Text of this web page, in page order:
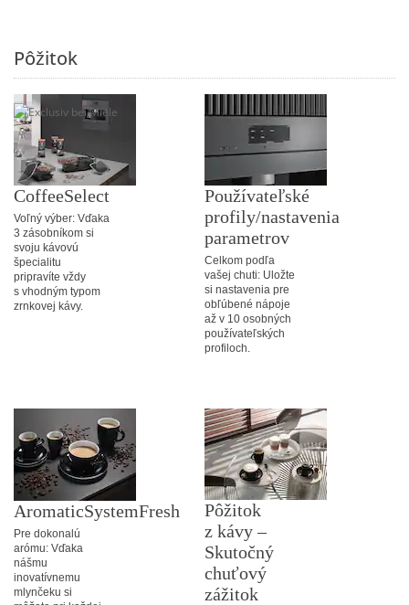
Pôžitok
CoffeeSelect
Voľný výber: Vďaka
3 zásobníkom si
svoju kávovú
špecialitu
pripravíte vždy
s vhodným typom
zrnkovej kávy.
Používateľské
profily/nastavenia
parametrov
Celkom podľa
vašej chuti: Uložte
si nastavenia pre
obľúbené nápoje
až v 10 osobných
používateľských
profiloch.
AromaticSystemFresh
Pre dokonalú
arómu: Vďaka
nášmu
inovatívnemu
mlynčeku si
Pôžitok
z kávy –
Skutočný
chuťový
zážitok